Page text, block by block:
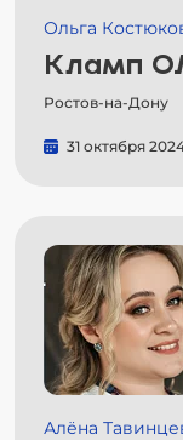
Ольга
Кламп
Ростов-на-Дону
31 октября
Алёна